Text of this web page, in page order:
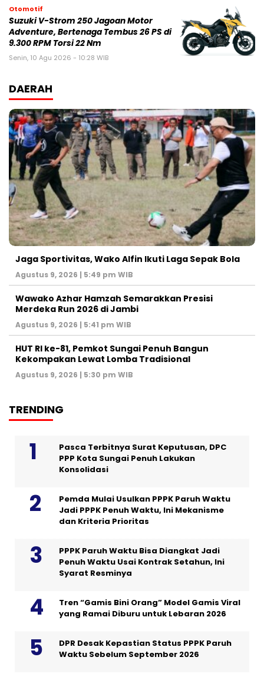
Otomotif
Suzuki V-Strom 250 Jagoan Motor
Adventure, Bertenaga Tembus 26 PS di
9.300 RPM Torsi 22 Nm
Senin, 10 Agu 2026 - 10:28 WIB
DAERAH
Jaga Sportivitas, Wako Alfin Ikuti Laga Sepak Bola
Agustus 9, 2026 | 5:49 pm WIB
Wawako Azhar Hamzah Semarakkan Presisi
Merdeka Run 2026 di Jambi
Agustus 9, 2026 | 5:41 pm WIB
HUT RI ke-81, Pemkot Sungai Penuh Bangun
Kekompakan Lewat Lomba Tradisional
Agustus 9, 2026 | 5:30 pm WIB
TRENDING
Pasca Terbitnya Surat Keputusan, DPC
PPP Kota Sungai Penuh Lakukan
Konsolidasi
Pemda Mulai Usulkan PPPK Paruh Waktu
Jadi PPPK Penuh Waktu, Ini Mekanisme
dan Kriteria Prioritas
PPPK Paruh Waktu Bisa Diangkat Jadi
Penuh Waktu Usai Kontrak Setahun, Ini
Syarat Resminya
Tren “Gamis Bini Orang” Model Gamis Viral
yang Ramai Diburu untuk Lebaran 2026
DPR Desak Kepastian Status PPPK Paruh
Waktu Sebelum September 2026